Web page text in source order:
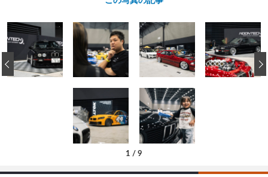
1 / 9
‹